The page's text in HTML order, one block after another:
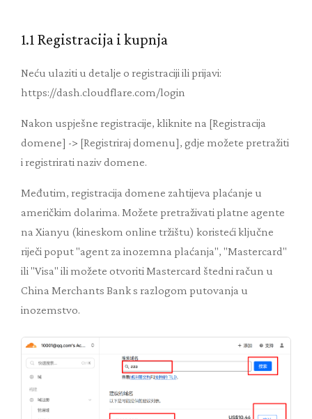
1.1 Registracija i kupnja
Neću ulaziti u detalje o registraciji ili prijavi:
https://dash.cloudflare.com/login
Nakon uspješne registracije, kliknite na [Registracija
domene] -> [Registriraj domenu], gdje možete pretražiti
i registrirati naziv domene.
Međutim, registracija domene zahtijeva plaćanje u
američkim dolarima. Možete pretraživati ​​platne agente
na Xianyu (kineskom online tržištu) koristeći ključne
riječi poput "agent za inozemna plaćanja", "Mastercard"
ili "Visa" ili možete otvoriti Mastercard štedni račun u
China Merchants Bank s razlogom putovanja u
inozemstvo.